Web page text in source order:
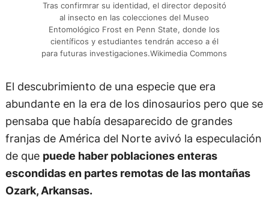
Tras confirmrar su identidad, el director depositó
al insecto en las colecciones del Museo
Entomológico Frost en Penn State, donde los
científicos y estudiantes tendrán acceso a él
para futuras investigaciones.Wikimedia Commons
El descubrimiento de una especie que era
abundante en la era de los dinosaurios pero que se
pensaba que había desaparecido de grandes
franjas de América del Norte avivó la especulación
de que puede haber poblaciones enteras
escondidas en partes remotas de las montañas
Ozark, Arkansas.